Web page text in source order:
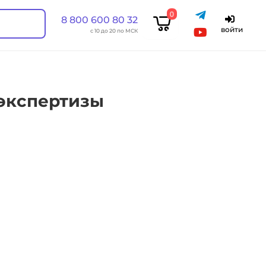
8 800 600 80 32
с 10 до 20 по МСК
0
войти